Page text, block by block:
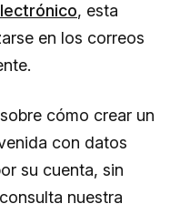
, esta
en los correos
cómo crear un
con datos
su cuenta, sin
nuestra